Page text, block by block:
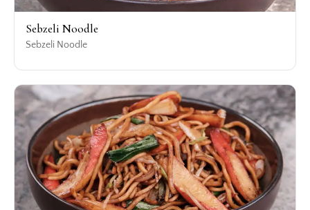
Sebzeli Noodle
Sebzeli Noodle